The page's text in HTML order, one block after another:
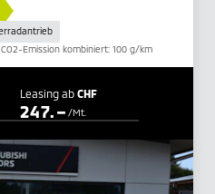
Emission kombiniert: 100 g/km
Leasing ab CHF
247.– /Mt.